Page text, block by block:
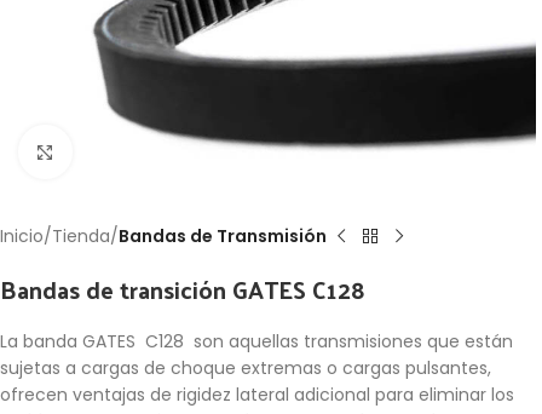
Inicio Tienda Bandas de Transmisión
Bandas de transición GATES C128
La banda GATES C128 son aquellas transmisiones que están
sujetas a cargas de choque extremas o cargas pulsantes,
ofrecen ventajas de rigidez lateral adicional para eliminar los